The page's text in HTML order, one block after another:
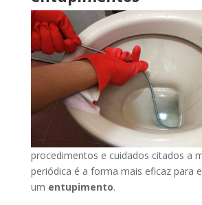
procedimentos e cuidados citados a
periódica é a forma mais eficaz para
um entupimento.